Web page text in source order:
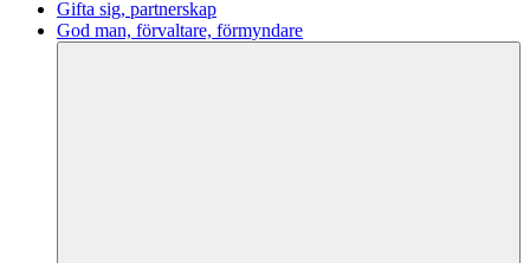
Gifta sig, partnerskap
God man, förvaltare, förmyndare